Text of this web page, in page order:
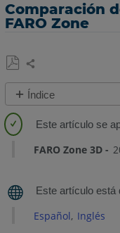
Comparación
FARO Zone
Guardar
como
PDF
Compartir
Índice
General
Cuadro
de
FARO Zone 3D
Español Inglés